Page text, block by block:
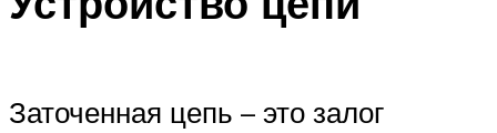
Заточенная цепь – это залог